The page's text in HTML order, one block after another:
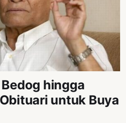
hingga
untuk Buya